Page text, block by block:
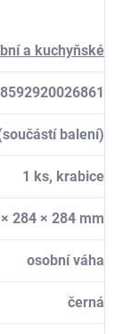
a kuchyňské
8592920026861
balení)
1 ks, krabice
284 × 284 mm
osobní váha
černá